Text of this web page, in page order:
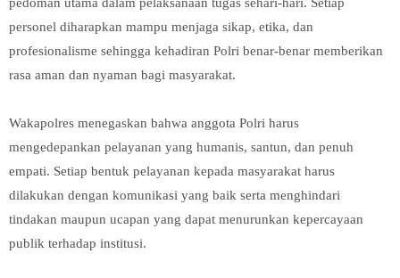
personel diharapkan mampu menjaga sikap, etika, dan
profesionalisme sehingga kehadiran Polri benar-benar memberikan
rasa aman dan nyaman bagi masyarakat.
Wakapolres menegaskan bahwa anggota Polri harus
mengedepankan pelayanan yang humanis, santun, dan penuh
empati. Setiap bentuk pelayanan kepada masyarakat harus
dilakukan dengan komunikasi yang baik serta menghindari
tindakan maupun ucapan yang dapat menurunkan kepercayaan
publik terhadap institusi.